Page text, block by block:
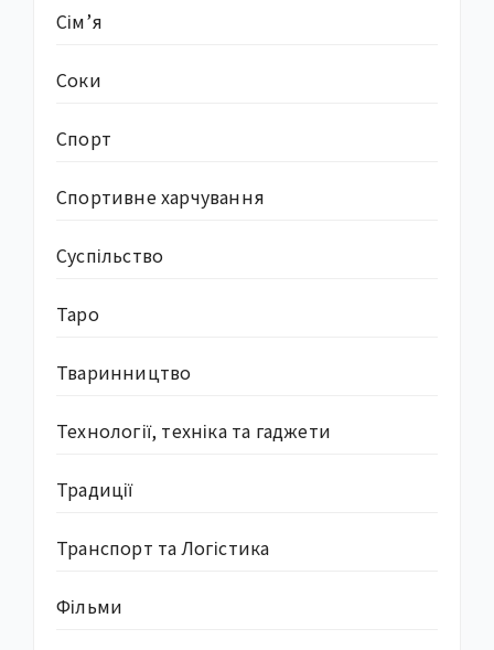
Сім’я
Соки
Спорт
Спортивне харчування
Суcпільство
Таро
Тваринництво
Технології, техніка та гаджети
Традиції
Транспорт та Логістика
Фільми